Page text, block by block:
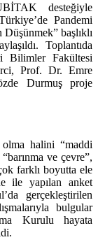
desteğiyle
Pandemi
başlıklı
Toplantıda
Bilimler Fakültesi
Prof. Dr. Emre
Durmuş proje
olma halini “maddi
ve çevre”,
farklı boyutta ele
ile yapılan anket
gerçekleştirilen
bulgular
Kurulu hayata